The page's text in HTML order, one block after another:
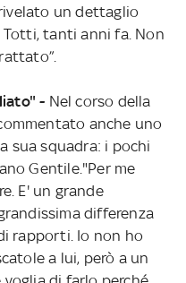
un dettaglio
Totti, tanti anni fa. Non
- Nel corso della
anche uno
sua squadra: i pochi
Gentile."Per me
E' un grande
differenza
rapporti. Io non ho
a lui, però a un